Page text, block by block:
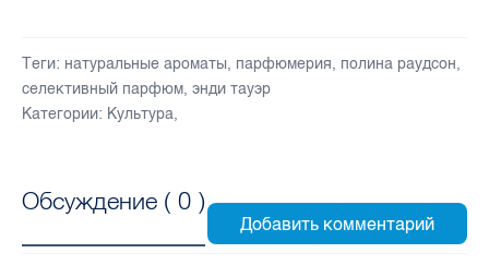
Теги: натуральные ароматы, парфюмерия, полина раудсон,
селективный парфюм, энди тауэр
Категории: Культура,
Обсуждение ( 0 )